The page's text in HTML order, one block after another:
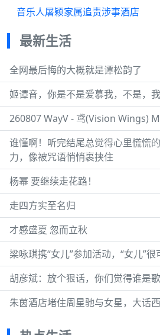
音乐人屠颖家属追责涉事酒店
最新生活
全网最后悔的大概就是谭松韵了
姬谭音，你是不是爱慕我，不是，
260807 WayV - 鸢(Vision Wings)
谁懂啊！听完结尾总觉得心里慌慌
力，像被咒语悄悄裹挟住
杨幂 要继续走花路！
走四方实至名归
才感盛夏 忽而立秋
梁咏琪携“女儿”参加活动，“女儿”很
胡彦斌：放个狠话，你们觉得谁是
朱茵酒店堵住周星驰与女星，大话